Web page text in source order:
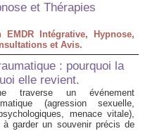
et Thérapies
Intégrative, Hypnose,
et Avis.
: pourquoi la
elle revient.
traverse un événement
(agression sexuelle,
menace vitale),
à garder un souvenir précis de